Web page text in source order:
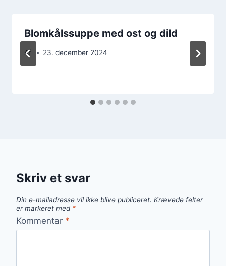
Blomkålssuppe med ost og dild
Af 23. december 2024
Skriv et svar
Din e-mailadresse vil ikke blive publiceret. Krævede felter
er markeret med *
Kommentar *